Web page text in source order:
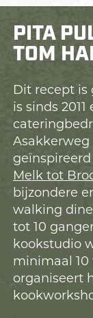
PITA
TOM
Dit recept is
is sinds
Asakkerweg
Melk tot
bijzondere
walking
tot 10
kookstudio
minimaal
organiseert